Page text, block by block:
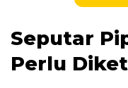
Seputar
Perlu